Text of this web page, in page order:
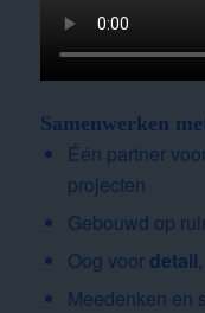
Samenwerken
Één partner
projecten
Gebouwd op
Oog voor detail
Meedenken en